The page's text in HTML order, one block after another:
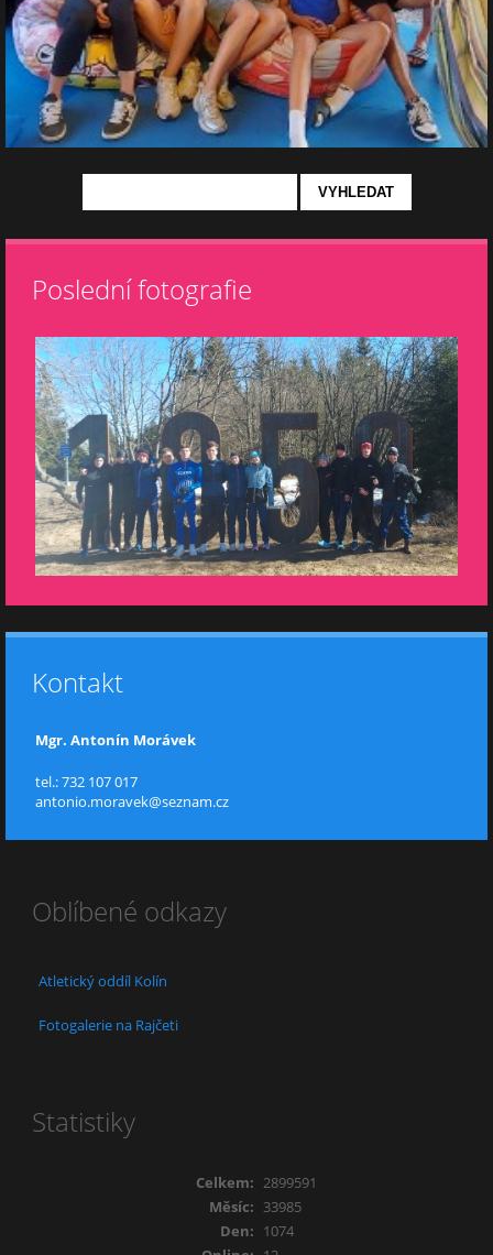
Poslední fotografie
Kontakt
Mgr. Antonín Morávek
tel.: 732 107 017
antonio.moravek@seznam.cz
Oblíbené odkazy
Atletický oddíl Kolín
Fotogalerie na Rajčeti
Statistiky
Celkem: 2899591
Měsíc: 33985
Den: 1074